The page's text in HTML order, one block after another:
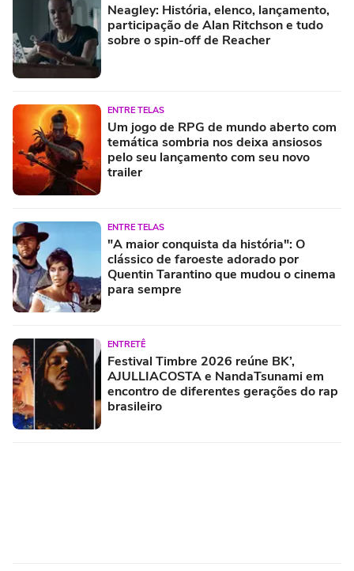
Neagley: História, elenco, lançamento,
participação de Alan Ritchson e tudo
sobre o spin-off de Reacher
ENTRE TELAS
Um jogo de RPG de mundo aberto com
temática sombria nos deixa ansiosos
pelo seu lançamento com seu novo
trailer
ENTRE TELAS
"A maior conquista da história": O
clássico de faroeste adorado por
Quentin Tarantino que mudou o cinema
para sempre
ENTRETÊ
Festival Timbre 2026 reúne BK’,
AJULLIACOSTA e NandaTsunami em
encontro de diferentes gerações do rap
brasileiro